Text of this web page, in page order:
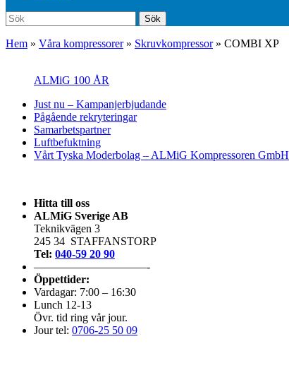
Sök
efter:
Sök
Hem » Våra kompressorer» Skruvkompressor» COMBI XP
ALMiG 100 ÅR
Just nu – Kampanjerbjudande
Pågående rekryteringar
Samarbetspartner
Luftbefuktning
Vårt Tyska Moderbolag – ALMiG Kompressoren GmbH
Hitta till oss
ALMiG Sverige AB
Teknikvägen 3
245 34 STAFFANSTORP
Tel: 040-59 20 90
——————————-
Öppettider:
Vardagar: 7:00 – 16:30
Lunch 12-13
Övr. tid ring vår jour.
Jour tel: 0706-25 50 09